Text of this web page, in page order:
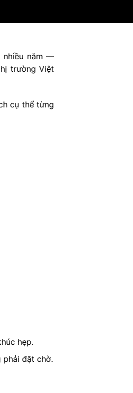
nhiều năm —
trường Việt
cụ thể từng
hẹp.
đặt chờ.